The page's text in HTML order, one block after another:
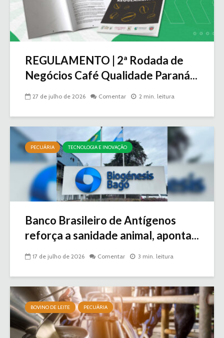
REGULAMENTO | 2ª Rodada de
Negócios Café Qualidade Paraná...
27 de julho de 2026 Comentar 2 min. leitura
PECUÁRIA TECNOLOGIA E INOVAÇÃO
Banco Brasileiro de Antígenos
reforça a sanidade animal, aponta...
17 de julho de 2026 Comentar 3 min. leitura
BOVINO DE LEITE PECUÁRIA